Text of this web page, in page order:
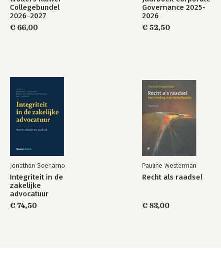
executiezaken 283
Marc Ynzonides
Collegebundel
2026-2027
€ 66,00
Governance 2025-
2026
€ 52,50
Jonathan Soeharno
Integriteit in de
zakelijke
advocatuur
€ 74,50
Pauline Westerman
Recht als raadsel
€ 83,00